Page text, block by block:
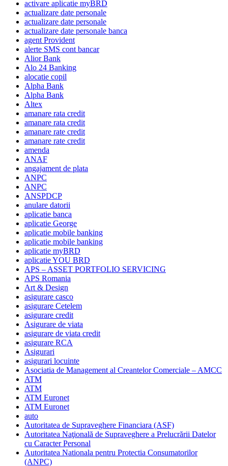
activare aplicatie myBRD
actualizare date personale
actualizare date personale
actualizare date personale banca
agent Provident
alerte SMS cont bancar
Alior Bank
Alo 24 Banking
alocatie copil
Alpha Bank
Alpha Bank
Altex
amanare rata credit
amanare rata credit
amanare rate credit
amanare rate credit
amenda
ANAF
angajament de plata
ANPC
ANPC
ANSPDCP
anulare datorii
aplicatie banca
aplicatie George
aplicatie mobile banking
aplicatie mobile banking
aplicatie myBRD
aplicatie YOU BRD
APS – ASSET PORTFOLIO SERVICING
APS Romania
Art & Design
asigurare casco
asigurare Cetelem
asigurare credit
Asigurare de viata
asigurare de viata credit
asigurare RCA
Asigurari
asigurari locuinte
Asociatia de Management al Creantelor Comerciale – AMCC
ATM
ATM
ATM Euronet
ATM Euronet
auto
Autoritatea de Supraveghere Financiara (ASF)
Autoritatea Naţională de Supraveghere a Prelucrării Datelor
cu Caracter Personal
Autoritatea Nationala pentru Protectia Consumatorilor
(ANPC)